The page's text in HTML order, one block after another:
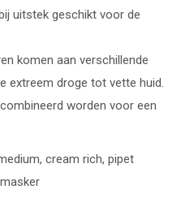
uitstek geschikt voor de
komen aan verschillende
extreem droge tot vette huid.
worden voor een
cream rich, pipet